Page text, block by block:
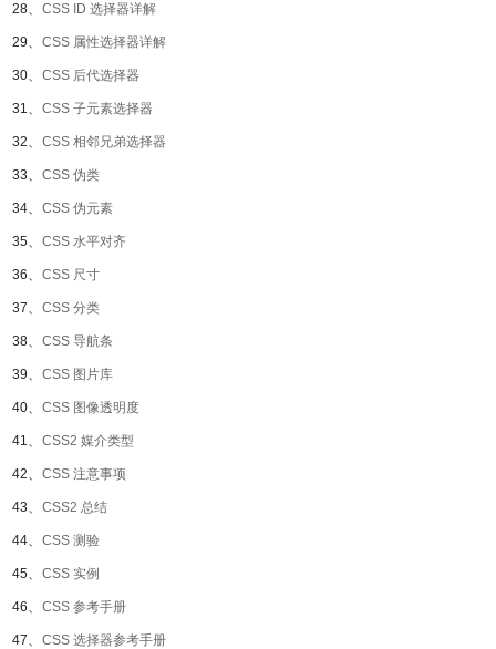
28、 CSS ID 选择器详解
29、 CSS 属性选择器详解
30、 CSS 后代选择器
31、 CSS 子元素选择器
32、 CSS 相邻兄弟选择器
33、 CSS 伪类
34、 CSS 伪元素
35、 CSS 水平对齐
36、 CSS 尺寸
37、 CSS 分类
38、 CSS 导航条
39、 CSS 图片库
40、 CSS 图像透明度
41、 CSS2 媒介类型
42、 CSS 注意事项
43、 CSS2 总结
44、 CSS 测验
45、 CSS 实例
46、 CSS 参考手册
47、 CSS 选择器参考手册